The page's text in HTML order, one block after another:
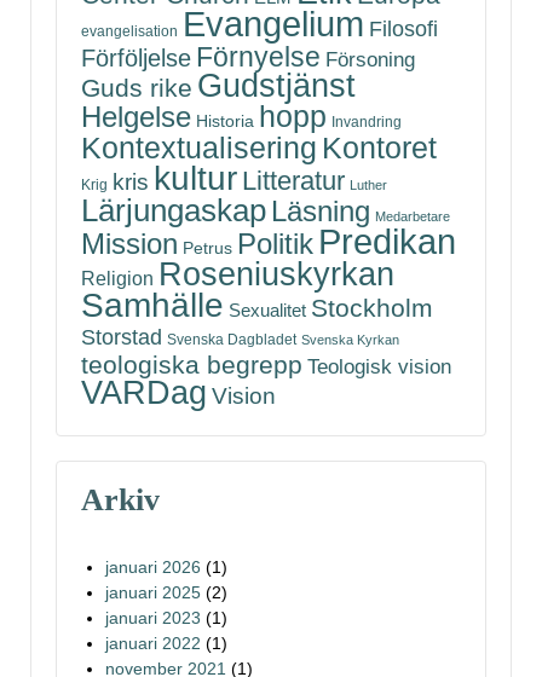
evangelisation Evangelium Filosofi
Förföljelse Förnyelse Försoning
Guds rike Gudstjänst
Helgelse Historia hopp Invandring
Kontextualisering Kontoret
Krig kris kultur Litteratur Luther
Lärjungaskap Läsning Medarbetare
Mission Petrus Politik Predikan
Religion Roseniuskyrkan
Samhälle Sexualitet Stockholm
Storstad Svenska Dagbladet Svenska Kyrkan
teologiska begrepp Teologisk vision
VARDag Vision
Arkiv
januari 2026 (1)
januari 2025 (2)
januari 2023 (1)
januari 2022 (1)
november 2021 (1)